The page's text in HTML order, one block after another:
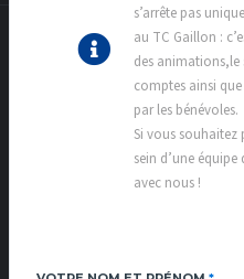
s’arrête pas
au TC Gaillon :
des
comptes ainsi
par les bénévoles.
Si vous souhaitez
sein d’une
avec nous !